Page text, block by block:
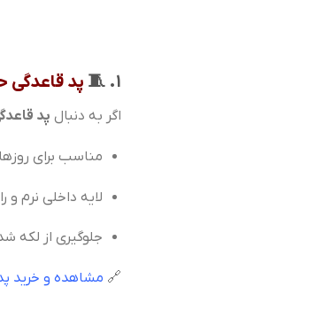
۱. 🧵 پد قاعدگی
اگر به دنبال پد
مناسب برای
لایه داخلی نرم و
جلوگیری از لکه
🔗 مشاهده و خرید